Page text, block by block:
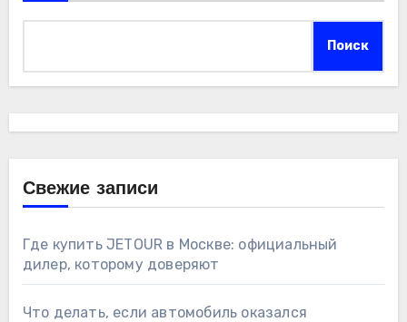
Поиск
Свежие записи
Где купить JETOUR в Москве: официальный
дилер, которому доверяют
Что делать, если автомобиль оказался